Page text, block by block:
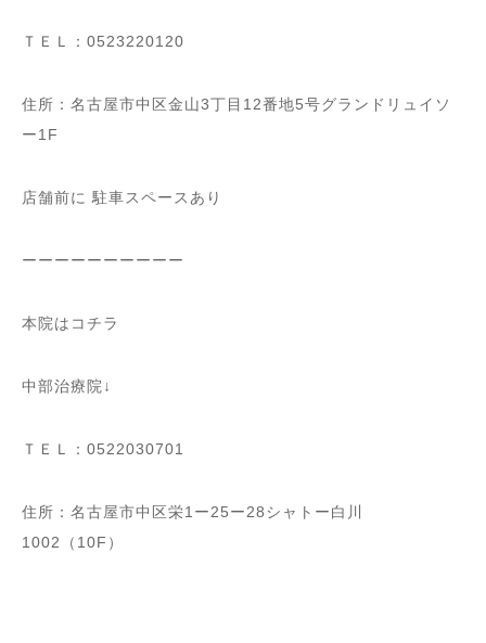
ＴＥＬ：0523220120
住所：名古屋市中区金山3丁目12番地5号グランドリュイソ
ー1F
店舗前に 駐車スペースあり
ーーーーーーーーーー
本院はコチラ
中部治療院↓
ＴＥＬ：0522030701
住所：名古屋市中区栄1ー25ー28シャトー白川
1002（10F）